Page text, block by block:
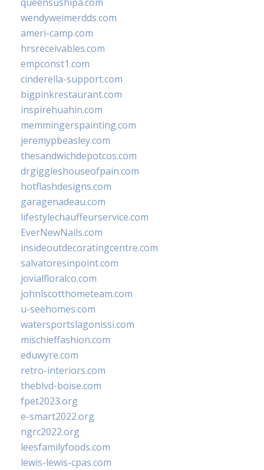
wendyweimerdds.com
ameri-camp.com
hrsreceivables.com
empconst1.com
cinderella-support.com
bigpinkrestaurant.com
inspirehuahin.com
memmingerspainting.com
jeremypbeasley.com
thesandwichdepotcos.com
drgiggleshouseofpain.com
hotflashdesigns.com
garagenadeau.com
lifestylechauffeurservice.com
EverNewNails.com
insideoutdecoratingcentre.com
salvatoresinpoint.com
jovialfloralco.com
johnlscotthometeam.com
u-seehomes.com
watersportslagonissi.com
mischieffashion.com
eduwyre.com
retro-interiors.com
theblvd-boise.com
fpet2023.org
e-smart2022.org
ngrc2022.org
leesfamilyfoods.com
lewis-lewis-cpas.com